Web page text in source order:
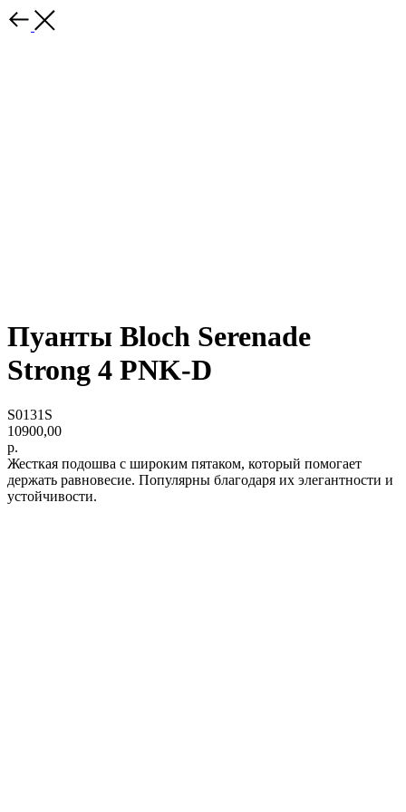
Пуанты Bloch Serenade
Strong 4 PNK-D
S0131S
10900,00
р.
Жесткая подошва с широким пятаком, который помогает
держать равновесие. Популярны благодаря их элегантности и
устойчивости.